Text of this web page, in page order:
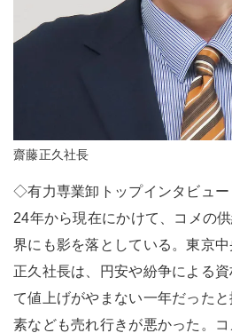
齋藤正久社長
◇有力専業卸トップインタビュー
24年から現在にかけて、コメの
界にも影を落としている。東京
正久社長は、円安や紛争による
て値上げがやまない一年だった
素なども売れ行きが悪かった。